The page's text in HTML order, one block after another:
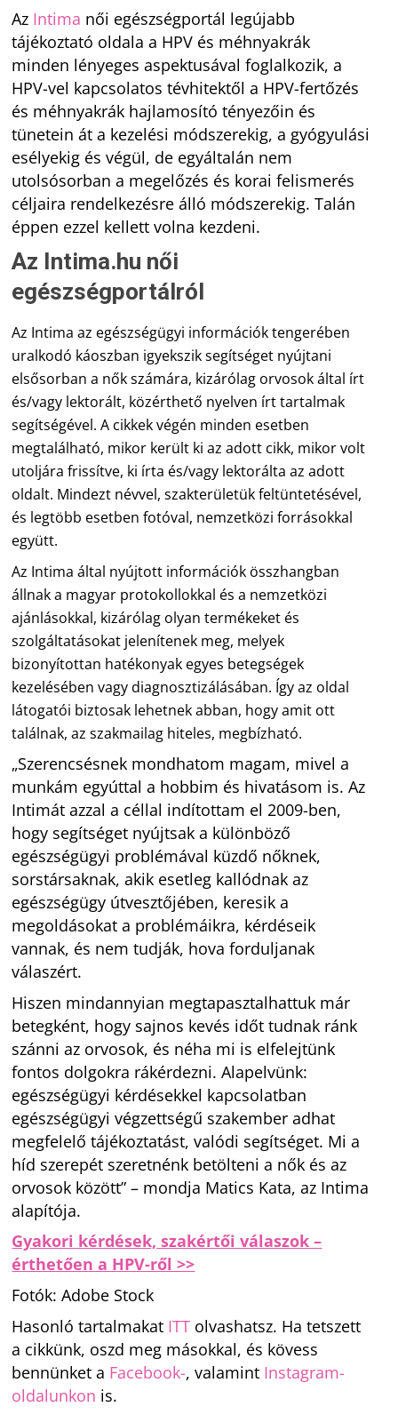
Az Intima női egészségportál legújabb
tájékoztató oldala a HPV és méhnyakrák
minden lényeges aspektusával foglalkozik, a
HPV-vel kapcsolatos tévhitektől a HPV-fertőzés
és méhnyakrák hajlamosító tényezőin és
tünetein át a kezelési módszerekig, a gyógyulási
esélyekig és végül, de egyáltalán nem
utolsósorban a megelőzés és korai felismerés
céljaira rendelkezésre álló módszerekig. Talán
éppen ezzel kellett volna kezdeni.
Az Intima.hu női
egészségportálról
Az Intima az egészségügyi információk tengerében
uralkodó káoszban igyekszik segítséget nyújtani
elsősorban a nők számára, kizárólag orvosok által írt
és/vagy lektorált, közérthető nyelven írt tartalmak
segítségével. A cikkek végén minden esetben
megtalálható, mikor került ki az adott cikk, mikor volt
utoljára frissítve, ki írta és/vagy lektorálta az adott
oldalt. Mindezt névvel, szakterületük feltüntetésével,
és legtöbb esetben fotóval, nemzetközi forrásokkal
együtt.
Az Intima által nyújtott információk összhangban
állnak a magyar protokollokkal és a nemzetközi
ajánlásokkal, kizárólag olyan termékeket és
szolgáltatásokat jelenítenek meg, melyek
bizonyítottan hatékonyak egyes betegségek
kezelésében vagy diagnosztizálásában. Így az oldal
látogatói biztosak lehetnek abban, hogy amit ott
találnak, az szakmailag hiteles, megbízható.
„Szerencsésnek mondhatom magam, mivel a
munkám egyúttal a hobbim és hivatásom is. Az
Intimát azzal a céllal indítottam el 2009-ben,
hogy segítséget nyújtsak a különböző
egészségügyi problémával küzdő nőknek,
sorstársaknak, akik esetleg kallódnak az
egészségügy útvesztőjében, keresik a
megoldásokat a problémáikra, kérdéseik
vannak, és nem tudják, hova forduljanak
válaszért.
Hiszen mindannyian megtapasztalhattuk már
betegként, hogy sajnos kevés időt tudnak ránk
szánni az orvosok, és néha mi is elfelejtünk
fontos dolgokra rákérdezni. Alapelvünk:
egészségügyi kérdésekkel kapcsolatban
egészségügyi végzettségű szakember adhat
megfelelő tájékoztatást, valódi segítséget. Mi a
híd szerepét szeretnénk betölteni a nők és az
orvosok között” – mondja Matics Kata, az Intima
alapítója.
Gyakori kérdések, szakértői válaszok –
érthetően a HPV-ről >>
Fotók: Adobe Stock
Hasonló tartalmakat ITT olvashatsz. Ha tetszett
a cikkünk, oszd meg másokkal, és kövess
bennünket a Facebook-, valamint Instagram-
oldalunkon is.